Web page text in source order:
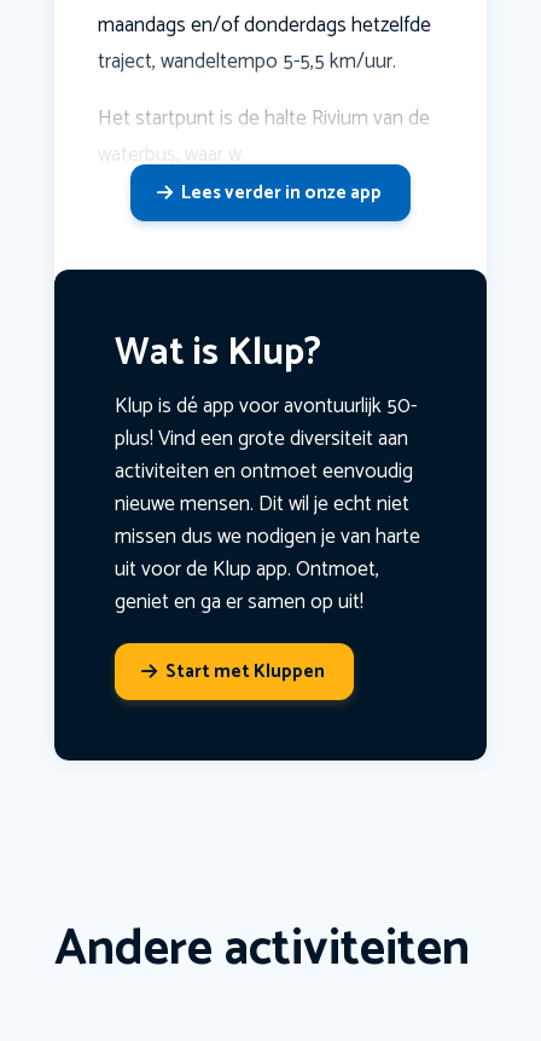
maandags en/of donderdags hetzelfde
traject, wandeltempo 5-5,5 km/uur.
Het startpunt is de halte Rivium van de
waterbus, waar w
Lees verder in onze app
Wat is Klup?
Klup is dé app voor avontuurlijk 50-
plus! Vind een grote diversiteit aan
activiteiten en ontmoet eenvoudig
nieuwe mensen. Dit wil je echt niet
missen dus we nodigen je van harte
uit voor de Klup app. Ontmoet,
geniet en ga er samen op uit!
Start met Kluppen
Andere activiteiten